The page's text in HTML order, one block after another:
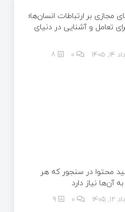
مجازی بر ارتباطات انسان‌ها؛
تعامل و آشنایی در دنیای
۱۴۰۵ 8
تولید محتوا در سنجور که هر
آن‌ها نیاز دارد
۱۴۰۵ 9